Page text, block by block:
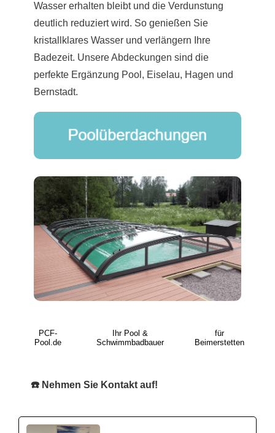
Wasser erhalten bleibt und die Verdunstung
deutlich reduziert wird. So genießen Sie
kristallklares Wasser und verlängern Ihre
Badezeit. Unsere Abdeckungen sind die
perfekte Ergänzung Pool, Eiselau, Hagen und
Bernstadt.
PCF-
Pool.de
Ihr Pool &
Schwimmbadbauer
für
Beimerstetten
☎️ Nehmen Sie Kontakt auf!